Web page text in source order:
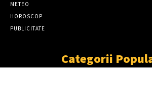
METEO
HOROSCOP
PUBLICITATE
Categorii